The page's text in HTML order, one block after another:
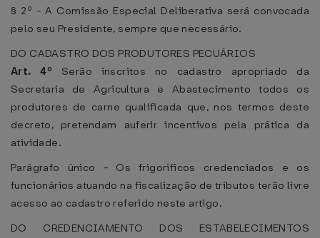
§ 2º - A Comissão Especial Deliberativa será convocada
pelo seu Presidente, sempre que necessário.
DO CADASTRO DOS PRODUTORES PECUÁRIOS
Art. 4º Serão inscritos no cadastro apropriado da
Secretaria de Agricultura e Abastecimento todos os
produtores de carne qualificada que, nos termos deste
decreto, pretendam auferir incentivos pela prática da
atividade.
Parágrafo único - Os frigoríficos credenciados e os
funcionários atuando na fiscalização de tributos terão livre
acesso ao cadastro referido neste artigo.
DO CREDENCIAMENTO DOS ESTABELECIMENTOS